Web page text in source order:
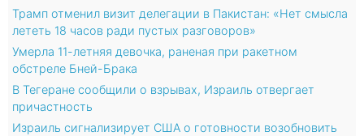
Трамп отменил визит делегации в Пакистан: «Нет смысла
лететь 18 часов ради пустых разговоров»
Умерла 11-летняя девочка, раненая при ракетном
обстреле Бней-Брака
В Тегеране сообщили о взрывах, Израиль отвергает
причастность
Израиль сигнализирует США о готовности возобновить